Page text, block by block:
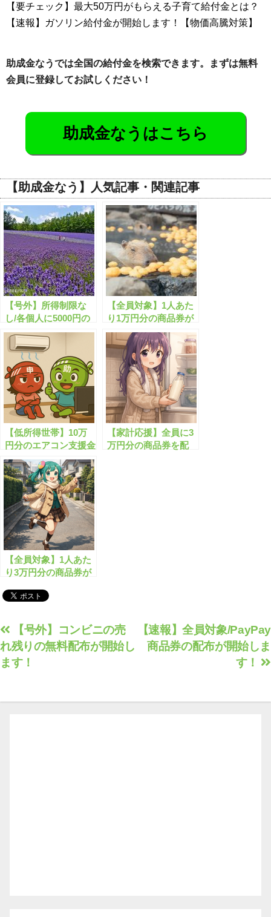
【要チェック】最大50万円がもらえる子育て給付金とは？
【速報】ガソリン給付金が開始します！【物価高騰対策】
助成金なうでは全国の給付金を検索できます。まずは無料
会員に登録してお試しください！
助成金なうはこちら
【助成金なう】人気記事・関連記事
【号外】所得制限な
し/各個人に5000円の
クーポン配布が開始し
ます！
【全員対象】1人あた
り1万円分の商品券が
配布されます！
【低所得世帯】10万
円分のエアコン支援金
がもらえます！
【家計応援】全員に3
万円分の商品券を配
【全員対象】1人あた
り3万円分の商品券が
投
稿
ナ
ゲ
【速報】全員対象/PayPay
商品券の配布が開始しま
す！
【号外】コンビニの売
れ残りの無料配布が開始し
ます！